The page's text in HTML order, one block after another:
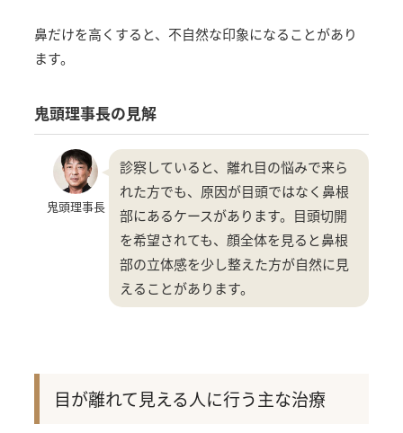
鼻だけを高くすると、不自然な印象になることがあり
ます。
鬼頭理事長の見解
鬼頭理事長
診察していると、離れ目の悩みで来ら
れた方でも、原因が目頭ではなく鼻根
部にあるケースがあります。目頭切開
を希望されても、顔全体を見ると鼻根
部の立体感を少し整えた方が自然に見
えることがあります。
目が離れて見える人に行う主な治療